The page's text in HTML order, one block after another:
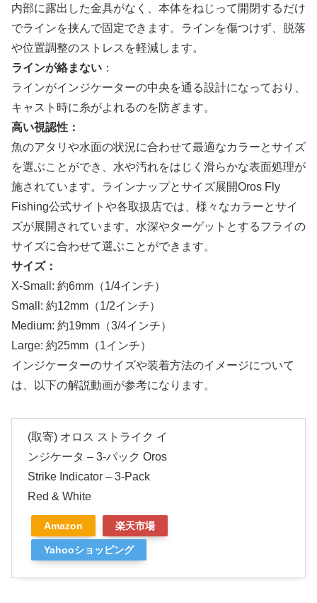
内部に露出した金具がなく、本体をねじって開閉するだけ
でラインを挟んで固定できます。ラインを傷つけず、脱落
や位置調整のストレスを軽減します。
ラインが絡まない ：
ラインがインジケーターの中央を通る設計になっており、
キャスト時に糸がよれるのを防ぎます。
高い視認性：
魚のアタリや水面の状況に合わせて最適なカラーとサイズ
を選ぶことができ、水や汚れをはじく滑らかな表面処理が
施されています。ラインナップとサイズ展開Oros Fly
Fishing公式サイトや各取扱店では、様々なカラーとサイ
ズが展開されています。水深やターゲットとするフライの
サイズに合わせて選ぶことができます。
サイズ：
X-Small: 約6mm（1/4インチ）
Small: 約12mm（1/2インチ）
Medium: 約19mm（3/4インチ）
Large: 約25mm（1インチ）
インジケーターのサイズや装着方法のイメージについて
は、以下の解説動画が参考になります。
(取寄) オロス ストライク イ
ンジケータ – 3-パック Oros
Strike Indicator – 3-Pack
Red & White
Amazon 楽天市場
Yahooショッピング